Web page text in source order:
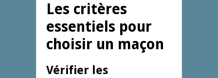
Les critères
essentiels pour
choisir un maçon
Vérifier les